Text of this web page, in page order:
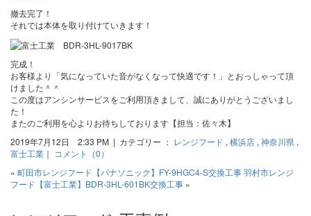
撤去完了！
それでは本体を取り付けていきます！
完成！
お客様より「気になっていた音がなくなって快適です！」とおっしゃって頂
けました＾＾
この度はアンシンサービスをご利用頂きまして、誠にありがとうございまし
た！
またのご利用を心よりお待ちしております【担当：佐々木】
2019年7月12日 2:33 PM | カテゴリー ： レンジフード , 横浜店 , 神奈川県 ,
富士工業 ｜ コメント（0）
« 町田市レンジフード【パナソニック】FY-9HGC4-S交換工事羽村市レンジ
フード【富士工業】BDR-3HL-601BK交換工事 »